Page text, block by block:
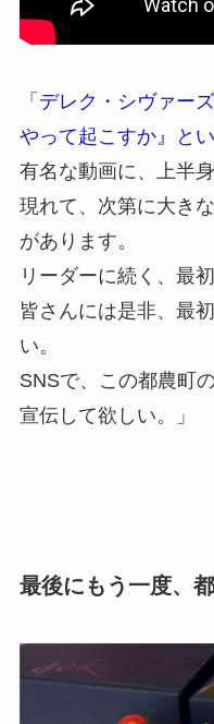
「 デレク・シヴァー
やって起こすか』と
有名な動画に、上半
現れて、次第に大き
があります。
リーダーに続く、最
皆さんには是非、最
い。
SNSで、この都農町
宣伝して欲しい。」
最後にもう一度、